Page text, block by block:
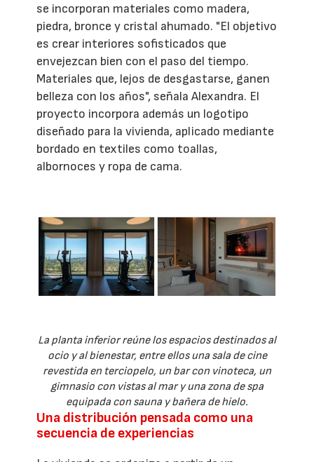
se incorporan materiales como madera,
piedra, bronce y cristal ahumado. "El objetivo
es crear interiores sofisticados que
envejezcan bien con el paso del tiempo.
Materiales que, lejos de desgastarse, ganen
belleza con los años", señala Alexandra. El
proyecto incorpora además un logotipo
diseñado para la vivienda, aplicado mediante
bordado en textiles como toallas,
albornoces y ropa de cama.
La planta inferior reúne los espacios destinados al
ocio y al bienestar, entre ellos una sala de cine
revestida en terciopelo, un bar con vinoteca, un
gimnasio con vistas al mar y una zona de spa
equipada con sauna y bañera de hielo.
Una distribución pensada como una
secuencia de experiencias